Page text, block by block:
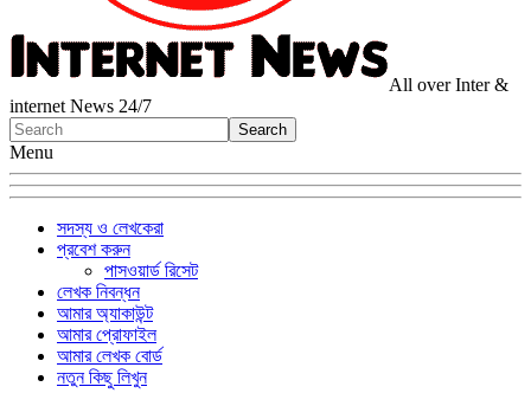
All over Inter &
internet News 24/7
Menu
সদস্য ও লেখকেরা
প্রবেশ করুন
পাসওয়ার্ড রিসেট
লেখক নিবন্ধন
আমার অ্যাকাউন্ট
আমার প্রোফাইল
আমার লেখক বোর্ড
নতুন কিছু লিখুন